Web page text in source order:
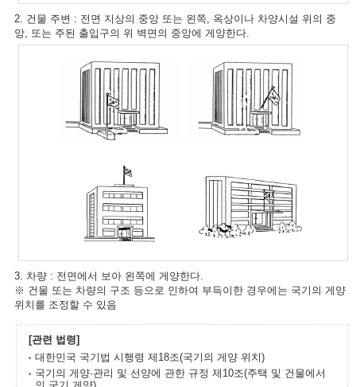
2. 건물 주변 : 전면 지상의 중앙 또는 왼쪽, 옥상이나 차양시설 위의 중
앙, 또는 주된 출입구의 위 벽면의 중앙에 게양한다.
3. 차량 : 전면에서 보아 왼쪽에 게양한다.
※ 건물 또는 차량의 구조 등으로 인하여 부득이한 경우에는 국기의 게양
위치를 조정할 수 있음
[관련 법령]
대한민국 국기법 시행령 제18조(국기의 게양 위치)
국기의 게양·관리 및 선양에 관한 규정 제10조(주택 및 건물에서